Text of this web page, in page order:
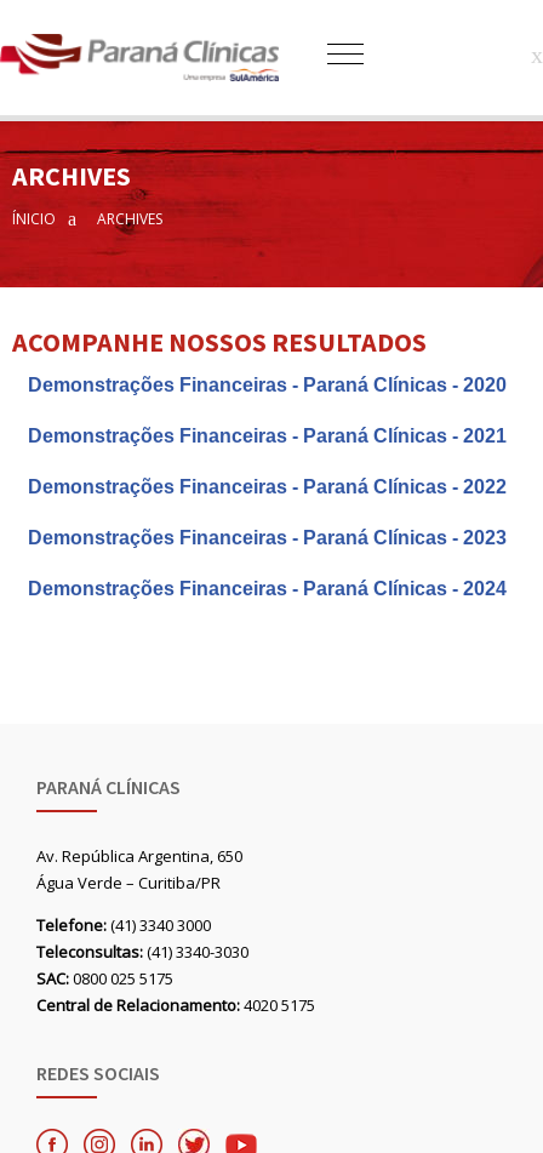
ARCHIVES
ÍNICIO ARCHIVES
ACOMPANHE NOSSOS RESULTADOS
Demonstrações Financeiras - Paraná Clínicas - 2020
Demonstrações Financeiras - Paraná Clínicas - 2021
Demonstrações Financeiras - Paraná Clínicas - 2022
Demonstrações Financeiras - Paraná Clínicas - 2023
Demonstrações Financeiras - Paraná Clínicas - 2024
PARANÁ CLÍNICAS
Av. República Argentina, 650
Água Verde – Curitiba/PR
Telefone:(41) 3340 3000
Teleconsultas:(41) 3340-3030
SAC:0800 025 5175
Central de Relacionamento:4020 5175
REDES SOCIAIS